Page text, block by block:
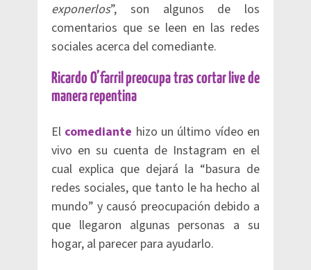
exponerlos”, son algunos de los
comentarios que se leen en las redes
sociales acerca del comediante.
Ricardo O’farril preocupa tras cortar live de
manera repentina
El comediante hizo un último vídeo en
vivo en su cuenta de Instagram en el
cual explica que dejará la “basura de
redes sociales, que tanto le ha hecho al
mundo” y causó preocupación debido a
que llegaron algunas personas a su
hogar, al parecer para ayudarlo.